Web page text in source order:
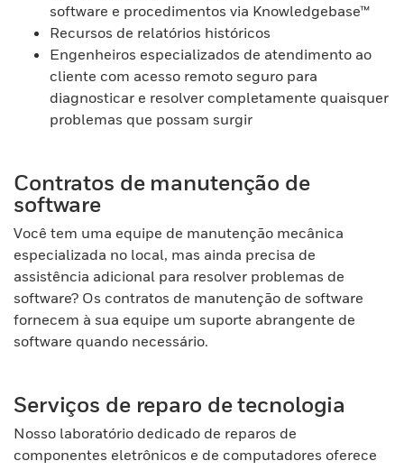
software e procedimentos via Knowledgebase™
Recursos de relatórios históricos
Engenheiros especializados de atendimento ao
cliente com acesso remoto seguro para
diagnosticar e resolver completamente quaisquer
problemas que possam surgir
Contratos de manutenção de
software
Você tem uma equipe de manutenção mecânica
especializada no local, mas ainda precisa de
assistência adicional para resolver problemas de
software? Os contratos de manutenção de software
fornecem à sua equipe um suporte abrangente de
software quando necessário.
Serviços de reparo de tecnologia
Nosso laboratório dedicado de reparos de
componentes eletrônicos e de computadores oferece